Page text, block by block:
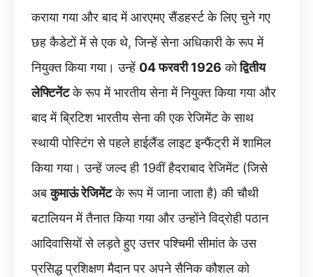
कराया गया और बाद में आरएमए सैंडहर्स्ट के लिए चुने गए
छह कैडेटों में से एक थे, जिन्हें सेना अधिकारी के रूप में
नियुक्त किया गया। उन्हें 04 फरवरी 1926 कोद्वितीय
लेफ्टिनेंटके रूप में भारतीय सेना में नियुक्त किया गया और
बाद में ब्रिटिश भारतीय सेना की एक रेजिमेंट के साथ
स्थायी पोस्टिंग से पहले हाईलैंड लाइट इन्फैंट्री में शामिल
किया गया। उन्हें जल्द ही 19वीं हैदराबाद रेजिमेंट (जिसे
अबकुमाऊं रेजिमेंटके रूप में जाना जाता है) की चौथी
बटालियन में तैनात किया गया और उन्होंने विद्रोही पठान
आदिवासियों से लड़ते हुए उत्तर पश्चिमी सीमांत के उस
प्रसिद्ध प्रशिक्षण मैदान पर अपने सैनिक कौशल को